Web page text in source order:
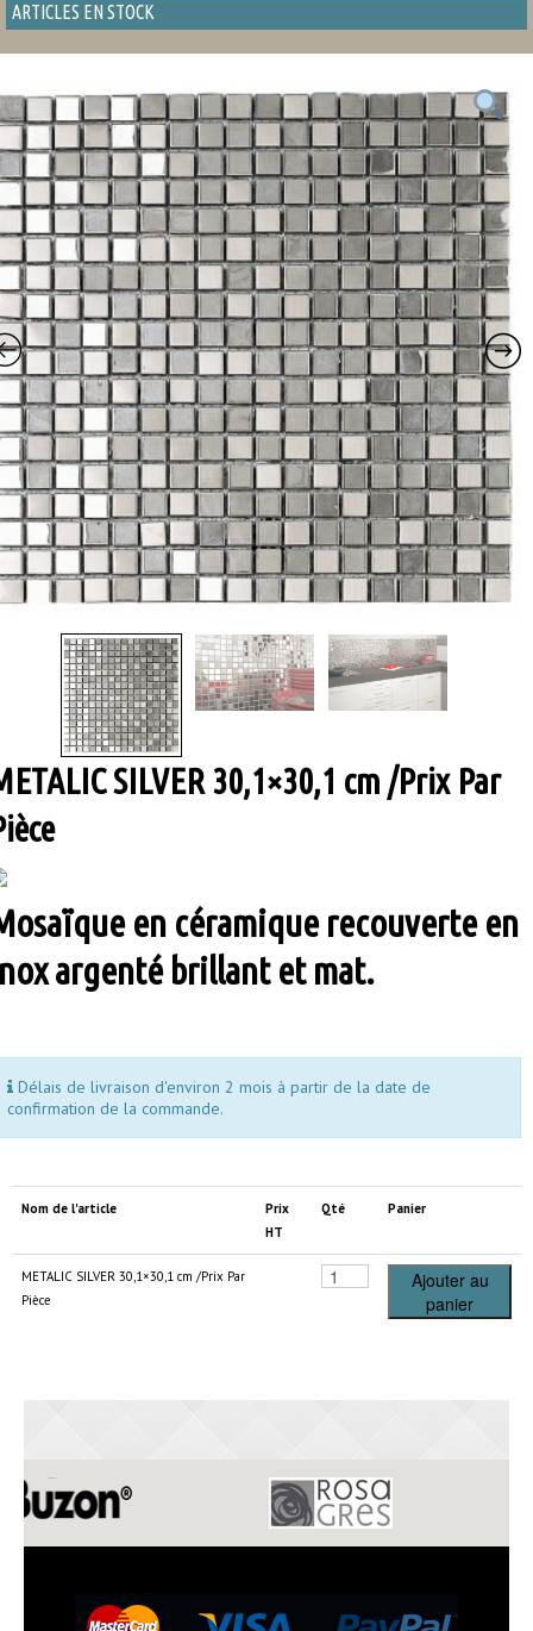
ARTICLES EN STOCK
SILVER 30,1×30,1 cm /Prix Par
en céramique recouverte en
argenté brillant et mat.
Délais de livraison d'environ 2 mois à partir de la date de
confirmation de la commande.
Nom de l'article
Prix
HT
Qté Panier
METALIC SILVER 30,1×30,1 cm /Prix Par
Pièce
Ajouter au
panier